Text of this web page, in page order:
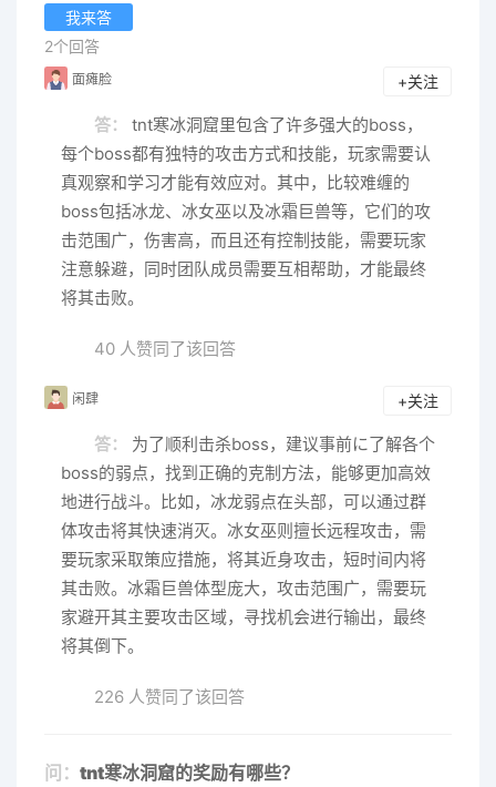
我来答
2个回答
面瘫脸 +关注
答：
tnt寒冰洞窟里包含了许多强大的boss，
每个boss都有独特的攻击方式和技能，玩家需要认
真观察和学习才能有效应对。其中，比较难缠的
boss包括冰龙、冰女巫以及冰霜巨兽等，它们的攻
击范围广，伤害高，而且还有控制技能，需要玩家
注意躲避，同时团队成员需要互相帮助，才能最终
将其击败。
40 人赞同了该回答
闲肆 +关注
答：
为了顺利击杀boss，建议事前に了解各个
boss的弱点，找到正确的克制方法，能够更加高效
地进行战斗。比如，冰龙弱点在头部，可以通过群
体攻击将其快速消灭。冰女巫则擅长远程攻击，需
要玩家采取策应措施，将其近身攻击，短时间内将
其击败。冰霜巨兽体型庞大，攻击范围广，需要玩
家避开其主要攻击区域，寻找机会进行输出，最终
将其倒下。
226 人赞同了该回答
问： tnt寒冰洞窟的奖励有哪些？